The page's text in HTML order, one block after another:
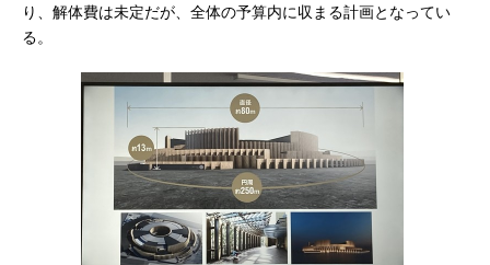
り、解体費は未定だが、全体の予算内に収まる計画となってい
る。